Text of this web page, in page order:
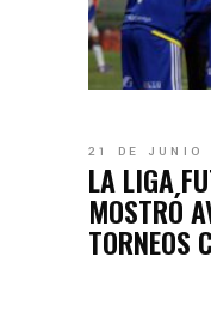
21 DE JUNIO
LA LIGA
MOSTRÓ
TORNEOS